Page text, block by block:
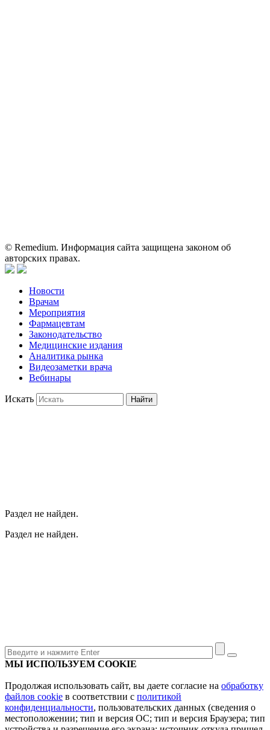
© Remedium. Информация сайта защищена законом об
авторских правах.
Новости
Врачам
Мероприятия
Фармацевтам
Законодательство
Медицинские издания
Аналитика рынка
Видеозаметки врача
Вебинары
Искать Найти
Раздел не найден.
Раздел не найден.
МЫ ИСПОЛЬЗУЕМ COOKIE
Продолжая использовать сайт, вы даете согласие на обработку
файлов cookie в соответствии с политикой
конфиденциальности, пользовательских данных (сведения о
местоположении; тип и версия ОС; тип и версия Браузера; тип